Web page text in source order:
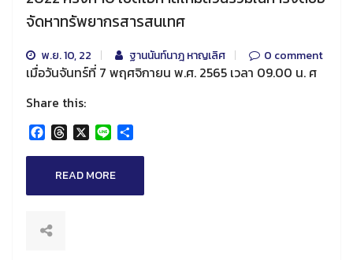
จัดหาทรัพยากรสารสนเทศ
พ.ย. 10, 22 ฐานนันท์นาฎ หาญเลิศ 0 comment
เมื่อวันจันทร์ที่ 7 พฤศจิกายน พ.ศ. 2565 เวลา 09.00 น. ศ
Share this:
Facebook
Threads
X Line
READ MORE